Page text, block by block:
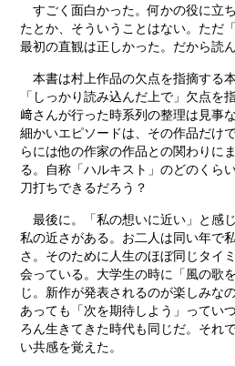
すごく面白かった。何かの役に立
たとか、そういうことはない。ただ
最初の直観は正しかった。だから読
本書は村上作品の欠点を指摘する
「しっかり読み込んだ上で」欠点を
﨑さんが行った時系列の整理は見事
細かいエピソードは、その作品だけ
らには他の作家の作品との関わりに
る。自称「ハルキスト」のどのくら
刀打ちできるだろう？
最後に。「私の想いに近い」と感
私の近さがある。お二人は同い年で
さ。そのために人生のほぼ同じタイ
会っている。大学生の時に「風の歌
じ。新作が発表されるのが楽しみな
あっても「次を期待しよう」ってい
ろん生きてきた時代も同じだ。それ
い共感を覚えた。